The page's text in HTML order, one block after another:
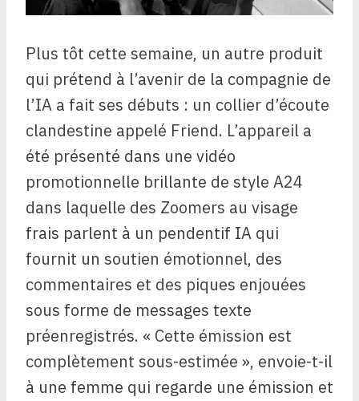
Plus tôt cette semaine, un autre produit
qui prétend à l’avenir de la compagnie de
l’IA a fait ses débuts : un collier d’écoute
clandestine appelé Friend. L’appareil a
été présenté dans une vidéo
promotionnelle brillante de style A24
dans laquelle des Zoomers au visage
frais parlent à un pendentif IA qui
fournit un soutien émotionnel, des
commentaires et des piques enjouées
sous forme de messages texte
préenregistrés. « Cette émission est
complètement sous-estimée », envoie-t-il
à une femme qui regarde une émission et